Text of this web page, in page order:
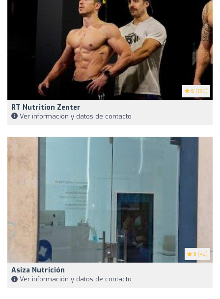
5 (130)
RT Nutrition Zenter
Ver información y datos de contacto
5 (42)
Asiza Nutrición
Ver información y datos de contacto